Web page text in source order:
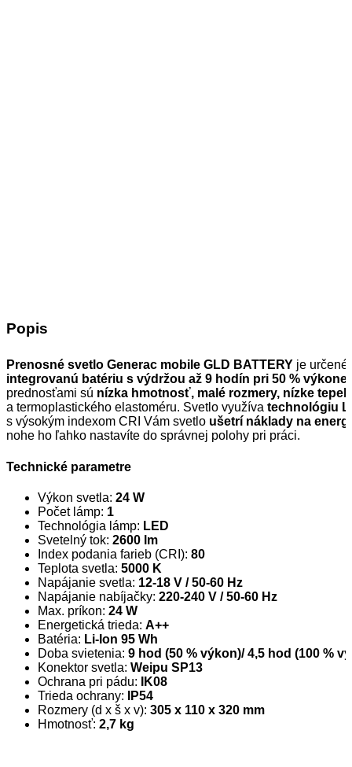
Popis
Prenosné svetlo Generac mobile GLD BATTERY je
integrovanú batériu s výdržou až 9 hodín pri 50 % výkone
prednosťami sú nízka hmotnosť, malé rozmery, nízke
a termoplastického elastoméru. Svetlo využíva technológiu
s výsokým indexom CRI Vám svetlo ušetrí náklady na
nohe ho ľahko nastavíte do správnej polohy pri práci.
Technické parametre
Výkon svetla: 24 W
Počet lámp: 1
Technológia lámp: LED
Svetelný tok: 2600 lm
Index podania farieb (CRI): 80
Teplota svetla: 5000 K
Napájanie svetla: 12-18 V / 50-60 Hz
Napájanie nabíjačky: 220-240 V / 50-60 Hz
Max. príkon: 24 W
Energetická trieda: A++
Batéria: Li-Ion 95 Wh
Doba svietenia: 9 hod (50 % výkon)/ 4,5 hod (100 %
Konektor svetla: Weipu SP13
Ochrana pri pádu:
IK08
Trieda ochrany:
IP54
Rozmery (d x š x v): 305 x 110 x 320 mm
Hmotnosť: 2,7 kg